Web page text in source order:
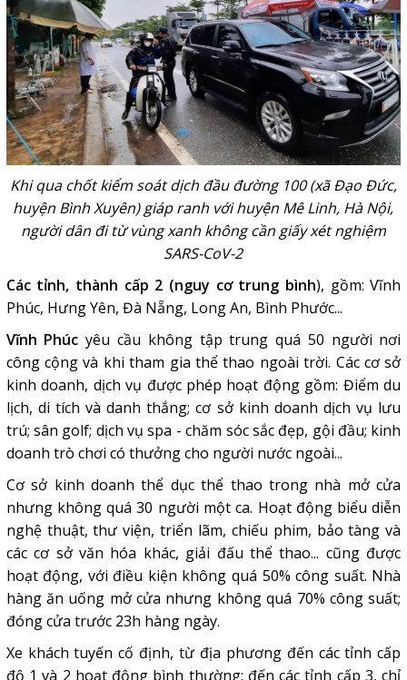
Khi qua chốt kiểm soát dịch đầu đường 100 (xã Đạo Đức,
huyện Bình Xuyên) giáp ranh với huyện Mê Linh, Hà Nội,
người dân đi từ vùng xanh không cần giấy xét nghiệm
SARS-CoV-2
Các tỉnh, thành cấp 2 (nguy cơ trung bình), gồm: Vĩnh
Phúc, Hưng Yên, Đà Nẵng, Long An, Bình Phước...
Vĩnh Phúc yêu cầu không tập trung quá 50 người nơi
công cộng và khi tham gia thể thao ngoài trời. Các cơ sở
kinh doanh, dịch vụ được phép hoạt động gồm: Điểm du
lịch, di tích và danh thắng; cơ sở kinh doanh dịch vụ lưu
trú; sân golf; dịch vụ spa - chăm sóc sắc đẹp, gội đầu; kinh
doanh trò chơi có thưởng cho người nước ngoài...
Cơ sở kinh doanh thể dục thể thao trong nhà mở cửa
nhưng không quá 30 người một ca. Hoạt động biểu diễn
nghệ thuật, thư viện, triển lãm, chiếu phim, bảo tàng và
các cơ sở văn hóa khác, giải đấu thể thao... cũng được
hoạt động, với điều kiện không quá 50% công suất. Nhà
hàng ăn uống mở cửa nhưng không quá 70% công suất;
đóng cửa trước 23h hàng ngày.
Xe khách tuyến cố định, từ địa phương đến các tỉnh cấp
độ 1 và 2 hoạt động bình thường; đến các tỉnh cấp 3, chỉ